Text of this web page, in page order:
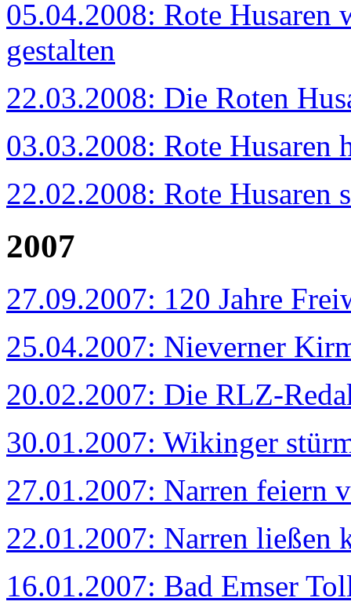
05.04.2008: Rote
gestalten
22.03.2008: Die Roten
03.03.2008: Rote Husaren
22.02.2008: Rote Husaren
2007
27.09.2007: 120 Jahre
25.04.2007: Nieverner
20.02.2007: Die RLZ-
30.01.2007: Wikinger
27.01.2007: Narren feiern
22.01.2007: Narren ließen
16.01.2007: Bad Emser